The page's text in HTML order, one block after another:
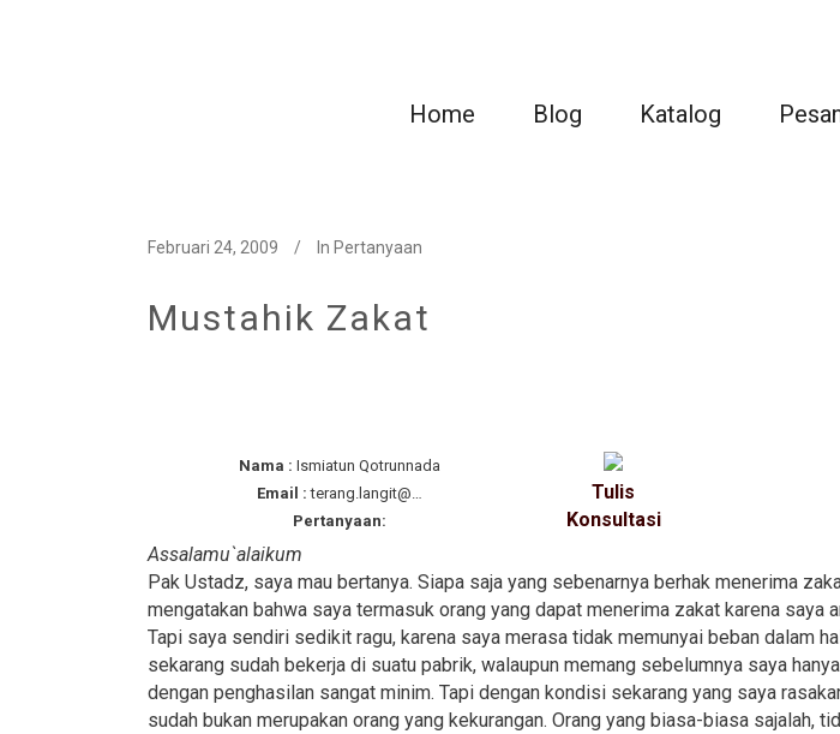
Home Blog Katalog
Februari 24, 2009 In Pertanyaan
Mustahik Zakat
Nama : Ismiatun Qotrunnada
Email : terang.langit@…
Pertanyaan:
Tulis
Konsultasi
Assalamu`alaikum
Pak Ustadz, saya mau bertanya. Siapa saja yang sebenarnya berhak menerima
mengatakan bahwa saya termasuk orang yang dapat menerima zakat karena saya
Tapi saya sendiri sedikit ragu, karena saya merasa tidak memunyai beban dalam
sekarang sudah bekerja di suatu pabrik, walaupun memang sebelumnya saya
dengan penghasilan sangat minim. Tapi dengan kondisi sekarang yang saya
sudah bukan merupakan orang yang kekurangan. Orang yang biasa-biasa sajalah,